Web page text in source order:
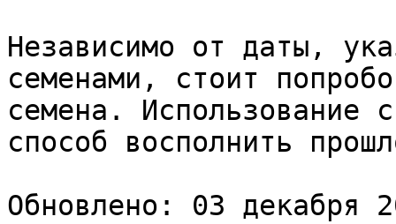
Независимо от даты,
семенами, стоит
семена. Использование
способ восполнить
Обновлено: 03 декабря